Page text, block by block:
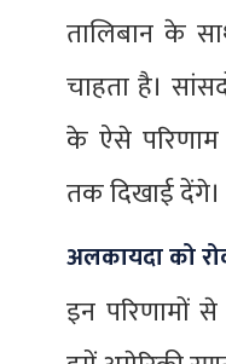
तालिबान के
चाहता है।
के ऐसे
तक दिखाई देंगे।
अलकायदा को
इन परिणामों